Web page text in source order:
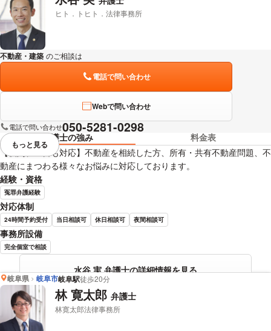
ヒト．トヒト．法律事務所
不動産・建築 のご相談は
電話で問い合わせ
Webで問い合わせ
電話で問い合わせ050-5281-0298
弁護士の強み
料金表
【夜間、土日も対応】不動産を相続した方、所有・共有不動産問題、不
動産にまつわる様々なお悩みに対応しております。
経験・資格
冤罪弁護経験
対応体制
24時間予約受付 当日相談可 休日相談可 夜間相談可
事務所設備
完全個室で相談
水谷 実 弁護士の詳細情報を見る
視覚的に省略されている要素を
もっと見る
岐阜県 岐阜市岐阜駅徒歩20分
林 寛太郎 弁護士
林寛太郎法律事務所